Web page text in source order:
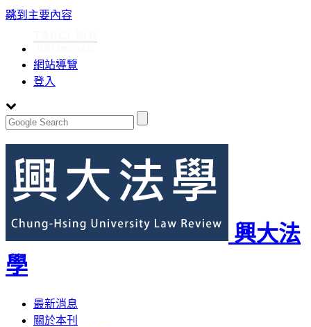
跳到主要內容
:::
網站導覽
登入
興大法
學
Toggle
navigation
最新消息
關於本刊